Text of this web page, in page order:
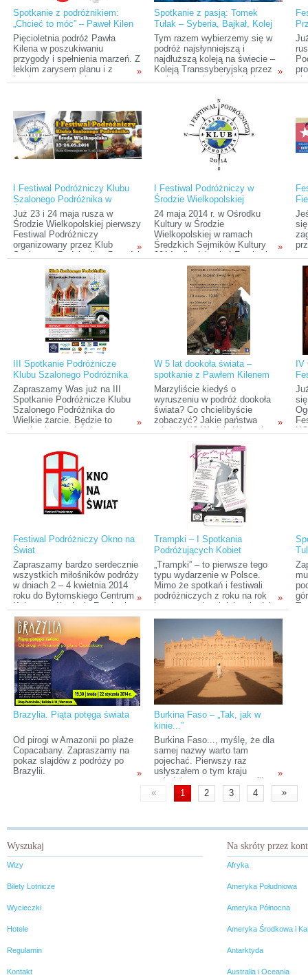
Spotkanie z podróżnikiem:
„Chcieć to móc” – Paweł Kilen
w pięć lat po świecie
Pięcioletnia podróż Pawła
Kilena w poszukiwaniu
przygody i spełnienia marzeń. Z
lekkim zarysem planu i z
bardzo małym budżetem.
powiedzenie „Chcieć, to móc”
nie jest fikcją.
»
Spotkanie z pasją: Tomek
Tułak – Syberia, Bajkał, Kolej
Transsyberyjska
Tym razem wybierzemy się w
podróż najsłynniejszą i
najdłuższą koleją na świecie –
Koleją Transsyberyjską przez
mało znane i rozległe krainy
»
I Festiwal Podróżniczy Klubu
Szalonego Podróżnika w
Środzie Wielkopolskiej
Już 23 i 24 maja rusza w
Środzie Wielkopolskiej pierwszy
Festiwal Podróżniczy
organizowany przez Klub
Szalonego Podróżnika. Dwa dni
prezentacji prelegentów o
„Statuetkę Klubu Szalonego
Podróżnika” za najlepszą
prezentację podróżniczą,
prezentacji filmów oraz relacji
podróżniczych zaproszonych
gości specjalnych. Poza tym na
każdego z uczestników czekają
liczne konkursy i atrakcje
festiwalowe.
»
I Festiwal Podróżniczy w
Środzie Wielkopolskiej
24 maja 2014 r. w Ośrodku
Kultury w Środzie
Wielkopolskiej w ramach
Średzkich Sejmików Kultury
2014 odbędzie się I Festiwal
Podróżniczy zorganizowany
przez poznański Klub
Szalonego Podróżnika. W
ramach Festiwalu przewidziane
są przede wszystkim prelekcje
podróżnicze, slajdowiska,
dyskusje i spotkania z
podróżnikami. Prelegenci
przedstawią swoje
dotychczasowe podróże po
różnych regionach świata i
opowiedzą związane z nimi
historie, przygody i wrażenia.
»
–
III Spotkanie Podróżnicze
Klubu Szalonego Podróżnika
Zapraszamy Was już na III
Spotkanie Podróżnicze Klubu
Szalonego Podróżnika do
Wielkie żarcie. Będzie to
spotkanie przed świąteczne, w
prezentacje podróżnicze, gdyż
odbędzie.
»
W 5 lat dookoła świata –
spotkanie z Pawłem Kilenem
Marzyliście kiedyś o
wyruszeniu w podróż dookoła
świata? Co chcielibyście
zobaczyć? Jakie państwa
odwiedzić? Wydaje Wam się,
odległy pomysł? Już niedługo
będziecie mieli okazję się
przekonać, że to nic bardziej
mylnego! Niepowtarzalna
okazja, aby posłuchać o
niesamowitej wyprawie równie
niesamowitego człowieka – o
pięcioletniej podróży Pawła
Kilena dookoła świata.
»
IV
Festiwal Podróżniczy Okno na
Świat
Zapraszamy bardzo serdecznie
wszystkich miłośników podróży
w dniach 2 – 4 kwietnia 2014
roku do Bytomskiego Centrum
Kultury na II edycję Festiwalu
Podróżniczego "Okno na
Świat"!
»
Trampki – I Spotkania
Podróżujących Kobiet
„Trampki” – to pierwsze tego
typu wydarzenie w Polsce.
Mimo że spotkań i festiwali
podróżniczych z roku na rok
jest coraz więcej, jak twierdzi
główna pomysłodawczyni i
Demianowicz, na większości z
nich królują panowie. Przyszła
pora, aby zmienić ten trend.
»
Brazylia. Piąta potęga świata
Od pirogi w Amazonii po plaże
Copacabany. Zapraszamy na
pokaz slajdów z podróży po
Brazylii.
»
Burkina Faso – „Tak, jak w
kinie...”
Burkina Faso..., myślę, że dla
samej nazwy warto tam
pojechać. Pierwszy raz
usłyszałem o tym kraju
oglądając zaangażowany film
rodem z Czarnego Lądu.
Przedostał się on do
nagrodę na panafrykańskim
festiwalu filmu i telewizji w
Wagadugu. To tez piękna
nazwa. Wówczas zapragnąłem
»
«
1 2 3 4 »
Wyszukaj
Wizy
Bilety Lotnicze
Wycieczki
Hotele
Regulamin
Kontakt
Na skróty przez
Afryka
Ameryka Południowa
Ameryka Północna
Ameryka Środkowa i
Antarktyda
Australia i Oceania